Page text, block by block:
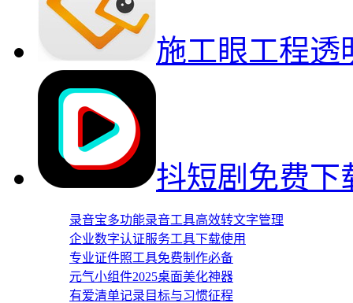
施工眼工程透
抖短剧免费下
录音宝多功能录音工具高效转文字管理
企业数字认证服务工具下载使用
专业证件照工具免费制作必备
元气小组件2025桌面美化神器
有爱清单记录目标与习惯征程